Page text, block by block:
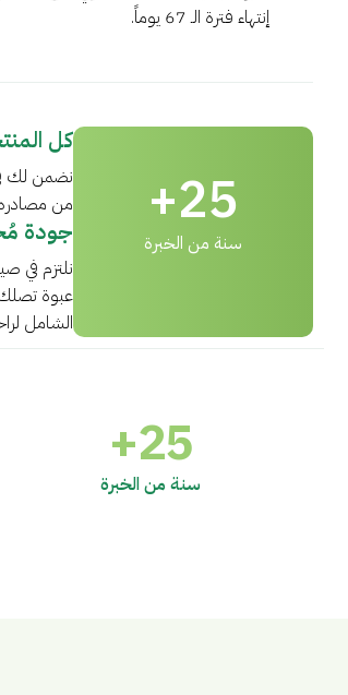
إنتهاء فترة الـ 67 يوماً.
سنة من الخبرة
25
+
كل
نضمن لك
من مصادره
جودة
نلتزم في
عبوة
الشامل
سنة من الخبرة
25
+